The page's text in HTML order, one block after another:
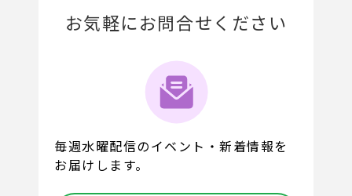
お気軽にお問合せください
毎週水曜配信のイベント・新着情報を
お届けします。